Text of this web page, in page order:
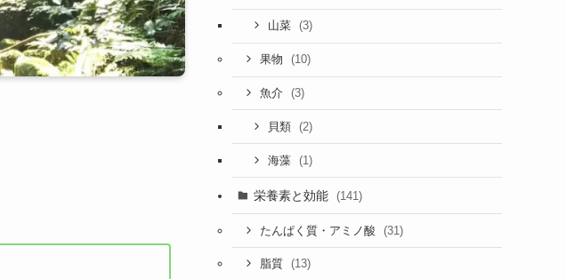
山菜 (3)
果物 (10)
魚介 (3)
貝類 (2)
海藻 (1)
栄養素と効能 (141)
たんぱく質・アミノ酸 (31)
脂質 (13)